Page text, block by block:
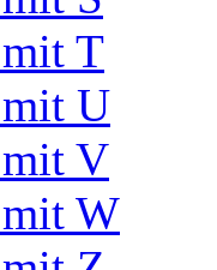
T
U
V
W